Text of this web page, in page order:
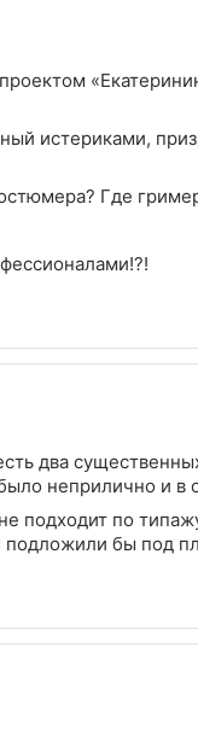
истериками,
Где
два
неприлично и в
подходит по
подложили бы под